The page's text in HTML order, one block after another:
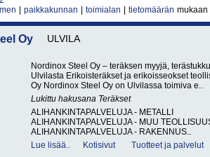
paikkakunnan toimialan tietomäärän mukaan
Oy ULVILA
Nordinox Steel Oy – teräksen myyjä,
Ulvilasta Erikoisteräkset ja erikoisseokset
Oy Nordinox Steel Oy on Ulvilassa toimiva e..
Lukittu hakusana Teräkset
ALIHANKINTAPALVELUJA - METALLI
ALIHANKINTAPALVELUJA - MUU
ALIHANKINTAPALVELUJA - RAKENNUS..
Lue lisää..
Kotisivut Tuotteet ja palvelut